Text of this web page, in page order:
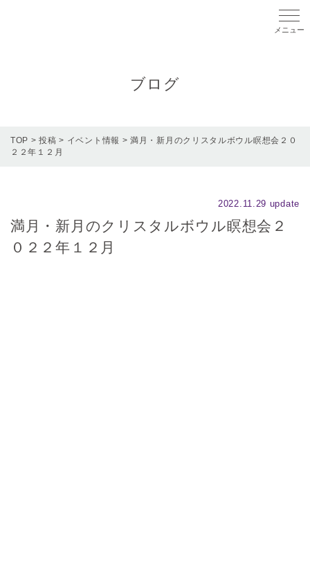
メニ
ブログ
TOP >投稿 > イベント情報 >満月・新月のクリスタルボウル瞑想会２０
２２年１２月
2022.11.29 update
満月・新月のクリスタルボウル瞑想会２
０２２年１２月